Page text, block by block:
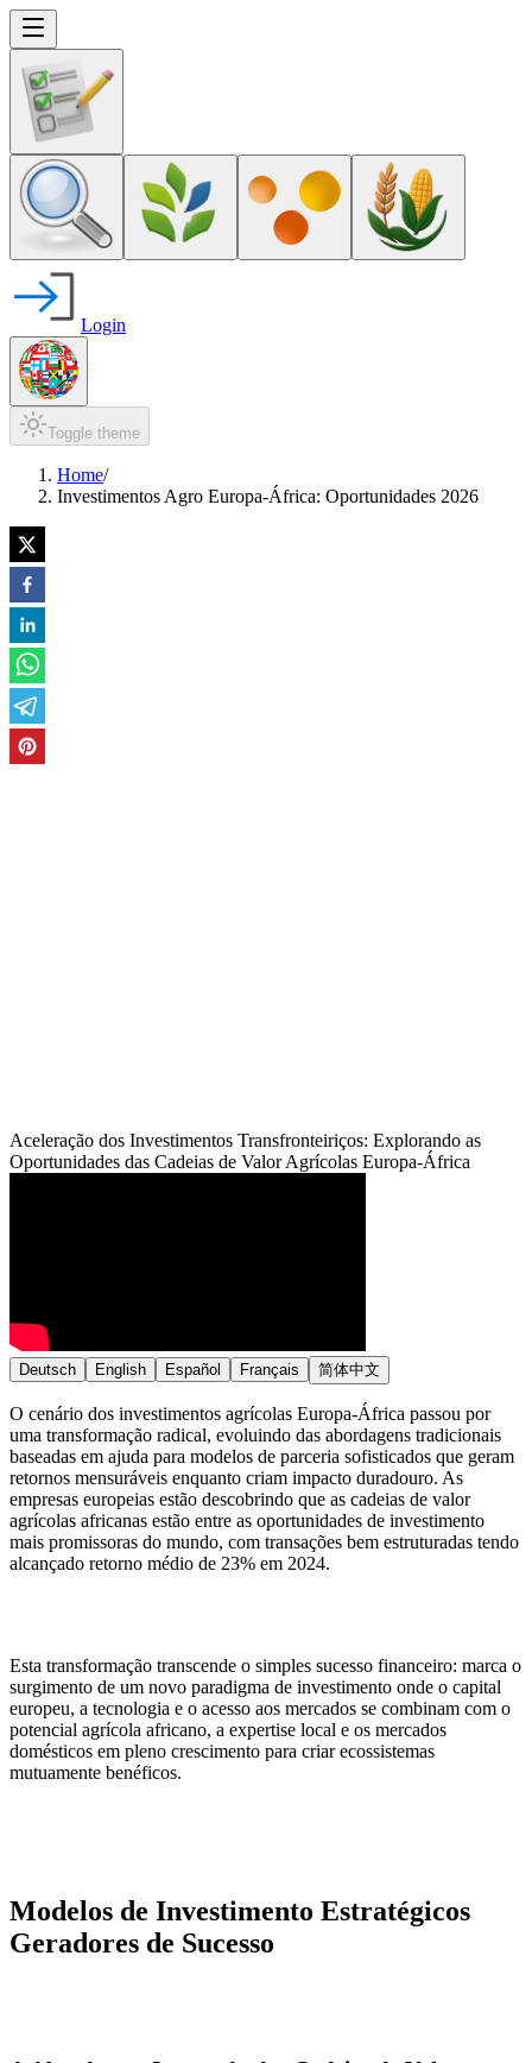
Login
Toggle theme
Home/
Investimentos Agro Europa-África: Oportunidades 2026
Aceleração dos Investimentos Transfronteiriços: Explorando as
Oportunidades das Cadeias de Valor Agrícolas Europa-África
Deutsch English Español Français 简体中文
O cenário dos investimentos agrícolas Europa-África passou por
uma transformação radical, evoluindo das abordagens tradicionais
baseadas em ajuda para modelos de parceria sofisticados que geram
retornos mensuráveis enquanto criam impacto duradouro. As
empresas europeias estão descobrindo que as cadeias de valor
agrícolas africanas estão entre as oportunidades de investimento
mais promissoras do mundo, com transações bem estruturadas tendo
alcançado retorno médio de 23% em 2024.
Esta transformação transcende o simples sucesso financeiro: marca o
surgimento de um novo paradigma de investimento onde o capital
europeu, a tecnologia e o acesso aos mercados se combinam com o
potencial agrícola africano, a expertise local e os mercados
domésticos em pleno crescimento para criar ecossistemas
mutuamente benéficos.
Modelos de Investimento Estratégicos
Geradores de Sucesso